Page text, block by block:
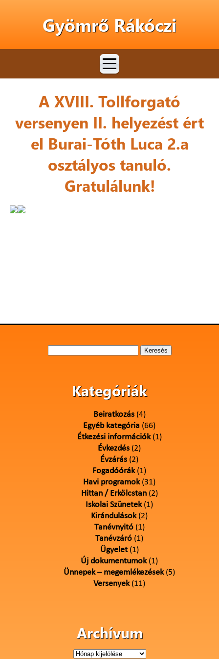
Gyömrő Rákóczi
A XVIII. Tollforgató
versenyen II. helyezést ért
el Burai-Tóth Luca 2.a
osztályos tanuló.
Gratulálunk!
Kategóriák
Beiratkozás(4)
Egyéb kategória (66)
Étkezési információk(1)
Évkezdés (2)
Évzárás (2)
Fogadóórák(1)
Havi programok(31)
Hittan / Erkölcstan(2)
Iskolai Szünetek(1)
Kirándulások(2)
Tanévnyitó(1)
Tanévzáró (1)
Ügyelet(1)
Új dokumentumok(1)
Ünnepek – megemlékezések(5)
Versenyek(11)
Archívum
Archívum